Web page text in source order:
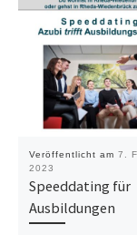
Veröffentlicht am 7.
2023
Speeddating für
Ausbildungen